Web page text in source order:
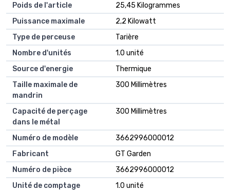
Poids de l'article
25,45 Kilogrammes
Puissance maximale
2,2 Kilowatt
Type de perceuse
Tarière
Nombre d'unités
1.0 unité
Source d'energie
Thermique
Taille maximale de
mandrin
300 Millimètres
Capacité de perçage
dans le métal
300 Millimètres
Numéro de modèle
3662996000012
Fabricant
GT Garden
Numéro de pièce
3662996000012
Unité de comptage
1.0 unité